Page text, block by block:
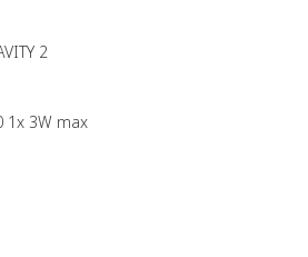
2
1x 3W max